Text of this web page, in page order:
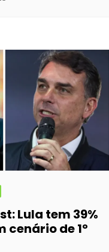
Lula tem 39%
cenário de 1º